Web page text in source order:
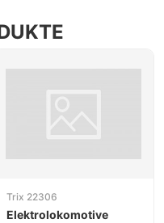
Trix 22306
Elektrolokomotive